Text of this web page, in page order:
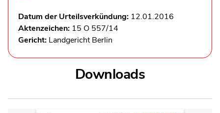
Datum der Urteilsverkündung: 12.01.2016
Aktenzeichen: 15 O 557/14
Gericht: Landgericht Berlin
Downloads